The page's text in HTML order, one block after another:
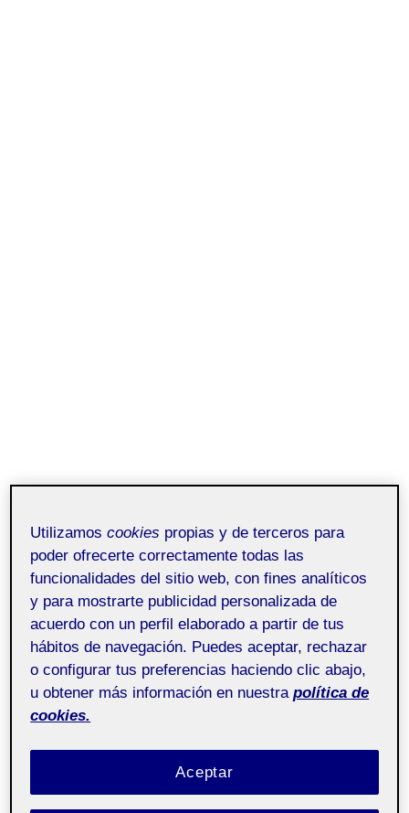
Utilizamoscookies propias y de terceros para
poder ofrecerte correctamente todas las
funcionalidades del sitio web, con fines analíticos
y para mostrarte publicidad personalizada de
acuerdo con un perfil elaborado a partir de tus
hábitos de navegación. Puedes aceptar, rechazar
o configurar tus preferencias haciendo clic abajo,
u obtener más información en nuestra política de
cookies.
Aceptar